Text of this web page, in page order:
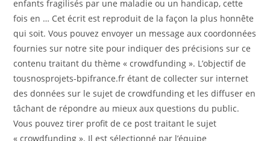
enfants fragilisés par une maladie ou un handicap, cette
fois en … Cet écrit est reproduit de la façon la plus honnête
qui soit. Vous pouvez envoyer un message aux coordonnées
fournies sur notre site pour indiquer des précisions sur ce
contenu traitant du thème « crowdfunding ». L’objectif de
tousnosprojets-bpifrance.fr étant de collecter sur internet
des données sur le sujet de crowdfunding et les diffuser en
tâchant de répondre au mieux aux questions du public.
Vous pouvez tirer profit de ce post traitant le sujet
« crowdfunding ». Il est sélectionné par l’équipe